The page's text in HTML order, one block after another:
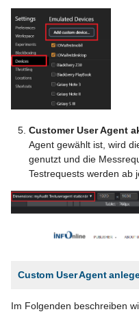
Customer User Agent
Agent gewählt ist, wird
genutzt und die
Testrequests werden ab
Custom User Agent
Im Folgenden beschreiben